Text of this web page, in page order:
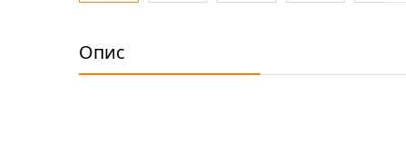
початку
галереї
Опис